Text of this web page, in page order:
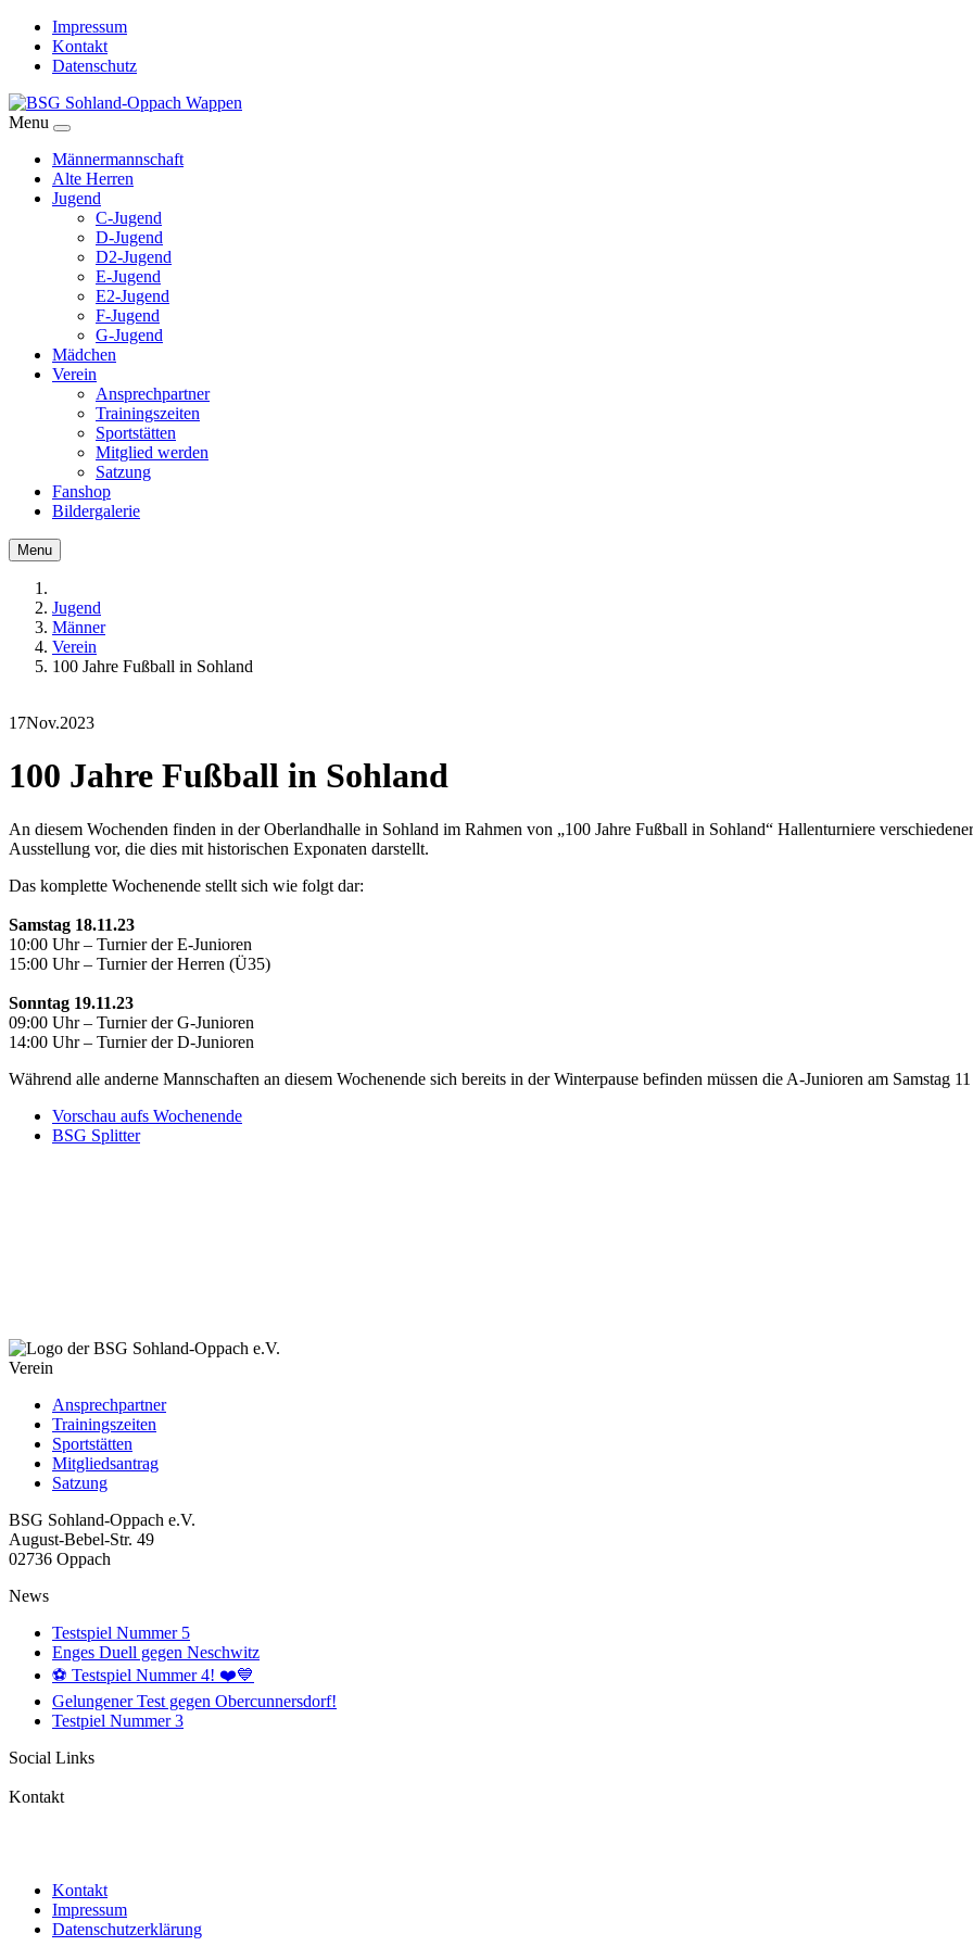
Impressum
Kontakt
Datenschutz
Menu
Männermannschaft
Alte Herren
Jugend
C-Jugend
D-Jugend
D2-Jugend
E-Jugend
E2-Jugend
F-Jugend
G-Jugend
Mädchen
Verein
Ansprechpartner
Trainingszeiten
Sportstätten
Mitglied werden
Satzung
Fanshop
Bildergalerie
Menu
Jugend
Männer
Verein
100 Jahre Fußball in Sohland
17Nov.2023
100 Jahre Fußball in Sohland
An diesem Wochenden finden in der Oberlandhalle in Sohland im Rahmen von „100 Jahre Fußball in Sohland“ Hallenturniere
Ausstellung vor, die dies mit historischen Exponaten darstellt.
Das komplette Wochenende stellt sich wie folgt dar:
Samstag 18.11.23
10:00 Uhr – Turnier der E-Junioren
15:00 Uhr – Turnier der Herren (Ü35)
Sonntag 19.11.23
09:00 Uhr – Turnier der G-Junioren
14:00 Uhr – Turnier der D-Junioren
Während alle anderne Mannschaften an diesem Wochenende sich bereits in der Winterpause befinden müssen die A-Junioren am Samstag
Vorschau aufs Wochenende
BSG Splitter
Verein
Ansprechpartner
Trainingszeiten
Sportstätten
Mitgliedsantrag
Satzung
BSG Sohland-Oppach e.V.
August-Bebel-Str. 49
02736 Oppach
News
Testspiel Nummer 5
Enges Duell gegen Neschwitz
⚽️ Testspiel Nummer 4! ❤️💙
Gelungener Test gegen Obercunnersdorf!
Testpiel Nummer 3
Social Links
Kontakt
Kontakt
Impressum
Datenschutzerklärung